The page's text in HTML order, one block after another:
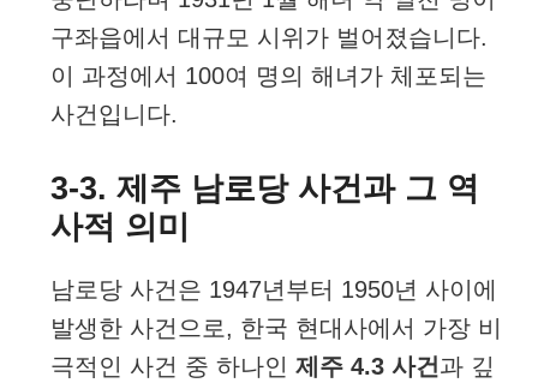
구좌읍에서 대규모 시위가 벌어졌습니다.
이 과정에서 100여 명의 해녀가 체포되는
사건입니다.
3-3. 제주 남로당 사건과 그 역
사적 의미
남로당 사건은 1947년부터 1950년 사이에
발생한 사건으로, 한국 현대사에서 가장 비
극적인 사건 중 하나인 제주 4.3 사건과 깊